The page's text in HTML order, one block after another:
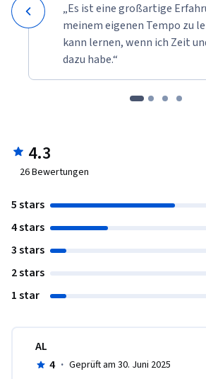
„Es ist eine großartige
meinem eigenen Tempo zu
kann lernen, wenn ich Zeit
dazu habe.“
4.3
26Bewertungen
5 stars
4 stars
3 stars
2 stars
1 star
AL
4 · Geprüft am 30. Juni 2025